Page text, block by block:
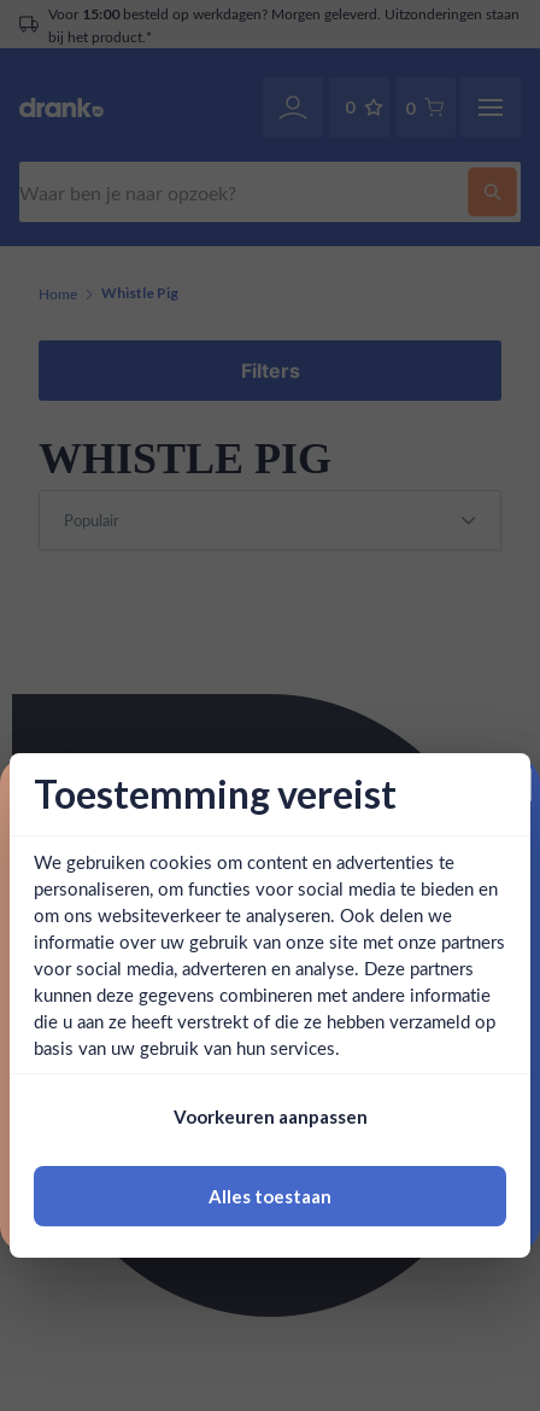
Voor 15:00besteld op werkdagen? Morgen geleverd. Uitzonderingen staan
bij het product.*
0 0
Ben jij 18 jaar of ouder?
Ja Nee
18 jaar of ouder zijn
Home Whistle Pig
Filters
WHISTLE PIG
Toestemming vereist
We gebruiken cookies om content en advertenties te
personaliseren, om functies voor social media te bieden en
om ons websiteverkeer te analyseren. Ook delen we
informatie over uw gebruik van onze site met onze partners
voor social media, adverteren en analyse. Deze partners
kunnen deze gegevens combineren met andere informatie
die u aan ze heeft verstrekt of die ze hebben verzameld op
basis van uw gebruik van hun services.
Voorkeuren aanpassen
Alles toestaan
Proost op je eerste korting!
Schrijf je in en ontvang direct 5% korting op je eerste
bestelling.
Email
Claim mijn korting